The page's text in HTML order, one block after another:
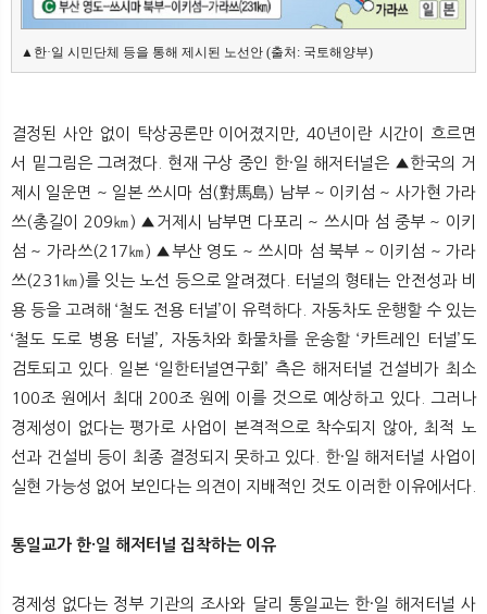
▲한·일 시민단체 등을 통해 제시된 노선안 (출처: 국토해양부)
결정된 사안 없이 탁상공론만 이어졌지만, 40년이란 시간이 흐르면
서 밑그림은 그려졌다. 현재 구상 중인 한·일 해저터널은 ▲한국의 거
제시 일운면 ~ 일본 쓰시마 섬(對馬島) 남부 ~ 이키섬 ~ 사가현 가라
쓰(총길이 209㎞) ▲거제시 남부면 다포리 ~ 쓰시마 섬 중부 ~ 이키
섬 ~ 가라쓰(217㎞) ▲부산 영도 ~ 쓰시마 섬 북부 ~ 이키섬 ~ 가라
쓰(231㎞)를 잇는 노선 등으로 알려졌다. 터널의 형태는 안전성과 비
용 등을 고려해 ‘철도 전용 터널’이 유력하다. 자동차도 운행할 수 있는
‘철도 도로 병용 터널’, 자동차와 화물차를 운송할 ‘카트레인 터널’도
검토되고 있다. 일본 ‘일한터널연구회’ 측은 해저터널 건설비가 최소
100조 원에서 최대 200조 원에 이를 것으로 예상하고 있다. 그러나
경제성이 없다는 평가로 사업이 본격적으로 착수되지 않아, 최적 노
선과 건설비 등이 최종 결정되지 못하고 있다. 한·일 해저터널 사업이
실현 가능성 없어 보인다는 의견이 지배적인 것도 이러한 이유에서다.
통일교가 한·일 해저터널 집착하는 이유
경제성 없다는 정부 기관의 조사와 달리 통일교는 한·일 해저터널 사